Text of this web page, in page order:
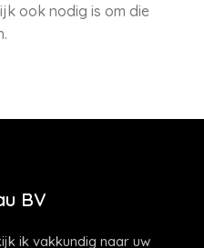
ook nodig is om die
BV
ik vakkundig naar uw